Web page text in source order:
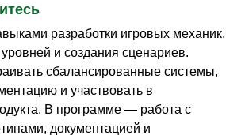
разработки игровых механик,
и создания сценариев.
сбалансированные системы,
и участвовать в
В программе — работа с
документацией и